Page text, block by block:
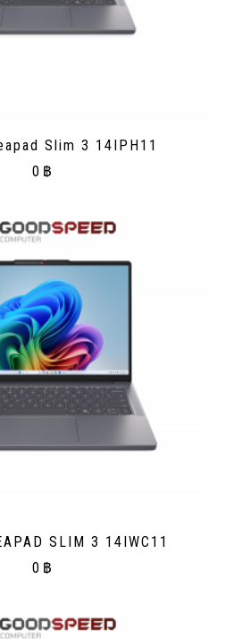
Slim 3 14IPH11
0 ฿
SLIM 3 14IWC11
0 ฿